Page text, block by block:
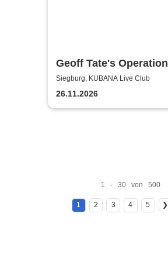
Geoff Tate's Operation
Mindcrime - The Final
Chapter
Siegburg, KUBANA Live Club
26.11.2026
1 - 30 von 500
1 2 3 4 5 ❯